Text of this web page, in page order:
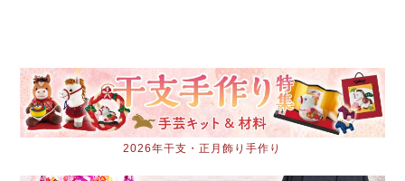
2026年干支・正月飾り手作り